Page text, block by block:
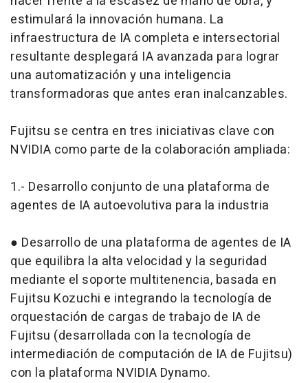
estimulará la innovación humana. La
infraestructura de IA completa e intersectorial
resultante desplegará IA avanzada para lograr
una automatización y una inteligencia
transformadoras que antes eran inalcanzables.
Fujitsu se centra en tres iniciativas clave con
NVIDIA como parte de la colaboración ampliada:
1.- Desarrollo conjunto de una plataforma de
agentes de IA autoevolutiva para la industria
● Desarrollo de una plataforma de agentes de IA
que equilibra la alta velocidad y la seguridad
mediante el soporte multitenencia, basada en
Fujitsu Kozuchi e integrando la tecnología de
orquestación de cargas de trabajo de IA de
Fujitsu (desarrollada con la tecnología de
intermediación de computación de IA de Fujitsu)
con la plataforma NVIDIA Dynamo.